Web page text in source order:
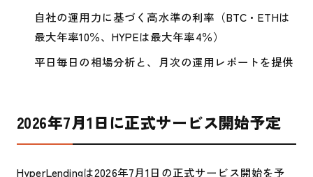
自社の運用力に基づく高水準の利率（BTC・ETHは
最大年率10％、HYPEは最大年率4％）
平日毎日の相場分析と、月次の運用レポートを提供
2026年7月1日に正式サービス開始予定
HyperLendingは2026年7月1日の正式サービス開始を予